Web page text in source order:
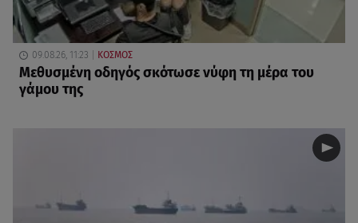
09.08.26, 11:23 ΚΟΣΜΟΣ
Μεθυσμένη οδηγός σκότωσε νύφη τη μέρα του
γάμου της